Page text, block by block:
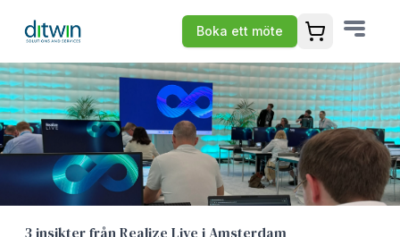
Boka ett möte
3 insikter från Realize Live i Amsterdam